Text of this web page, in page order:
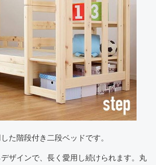
た階段付き二段ベッドです。
ザインで、長く愛用し続けられます。丸